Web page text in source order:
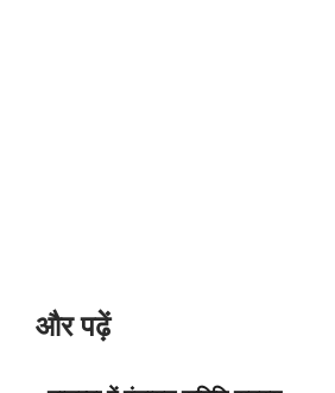
और पढ़ें